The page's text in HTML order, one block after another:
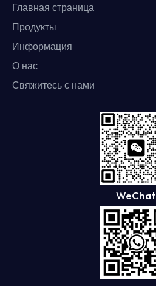
Главная страница
Продукты
Информация
О нас
Свяжитесь с нами
WeChat